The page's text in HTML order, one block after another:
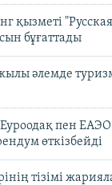
қызметі
бұғаттады
әлемде
пен
өткізбейді
тізімі